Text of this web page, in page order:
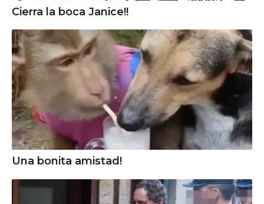
Cierra la boca Janice!!
Una bonita amistad!